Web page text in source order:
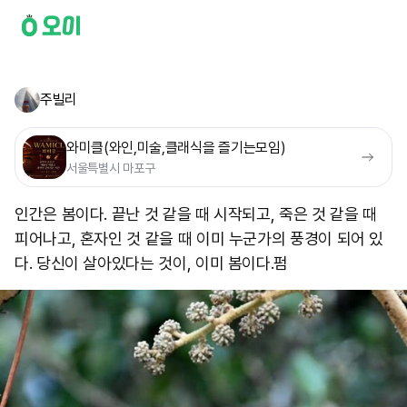
주빌리
와미클(와인,미술,클래식을 즐기는모임)
서울특별시 마포구
인간은 봄이다. 끝난 것 같을 때 시작되고, 죽은 것 같을 때
피어나고, 혼자인 것 같을 때 이미 누군가의 풍경이 되어 있
다. 당신이 살아있다는 것이, 이미 봄이다. ​ 펌